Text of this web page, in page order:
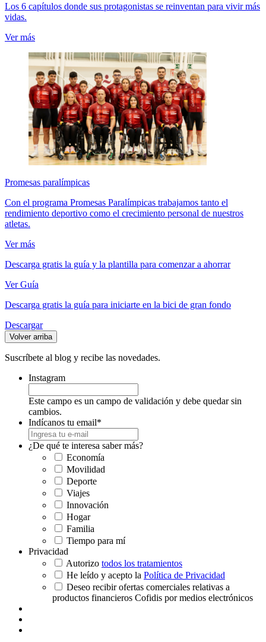
Los 6 capítulos donde sus protagonistas se reinventan para vivir más
vidas.
Ver más
Promesas paralímpicas
Con el programa Promesas Paralímpicas trabajamos tanto el
rendimiento deportivo como el crecimiento personal de nuestros
atletas.
Ver más
Descarga gratis la guía y la plantilla para comenzar a ahorrar
Ver Guía
Descarga gratis la guía para iniciarte en la bici de gran fondo
Descargar
Volver arriba
Suscríbete al blog y recibe las novedades.
Instagram
Este campo es un campo de validación y debe quedar sin
cambios.
Indícanos tu email*
¿De qué te interesa saber más?
Economía
Movilidad
Deporte
Viajes
Innovación
Hogar
Familia
Tiempo para mí
Privacidad
Autorizo todos los tratamientos
He leído y acepto la Política de Privacidad
Deseo recibir ofertas comerciales relativas a
productos financieros Cofidis por medios electrónicos